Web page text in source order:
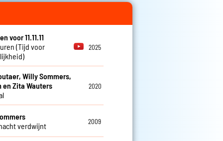
voor 11.11.11
(Tijd voor
2025
Willy Sommers,
en Zita Wauters
2020
verdwijnt
2009